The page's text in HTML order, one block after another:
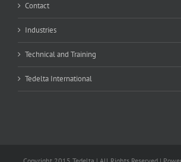
Contact
Industries
Technical and Training
Tedelta International